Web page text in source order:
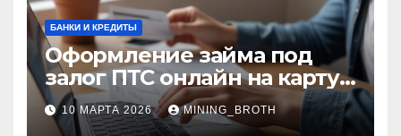
БАНКИ И КРЕДИТЫ
Оформление займа под
залог ПТС онлайн на карту
без визита в офис: порядок,
требования и документы
10 МАРТА 2026 MINING_BROTH